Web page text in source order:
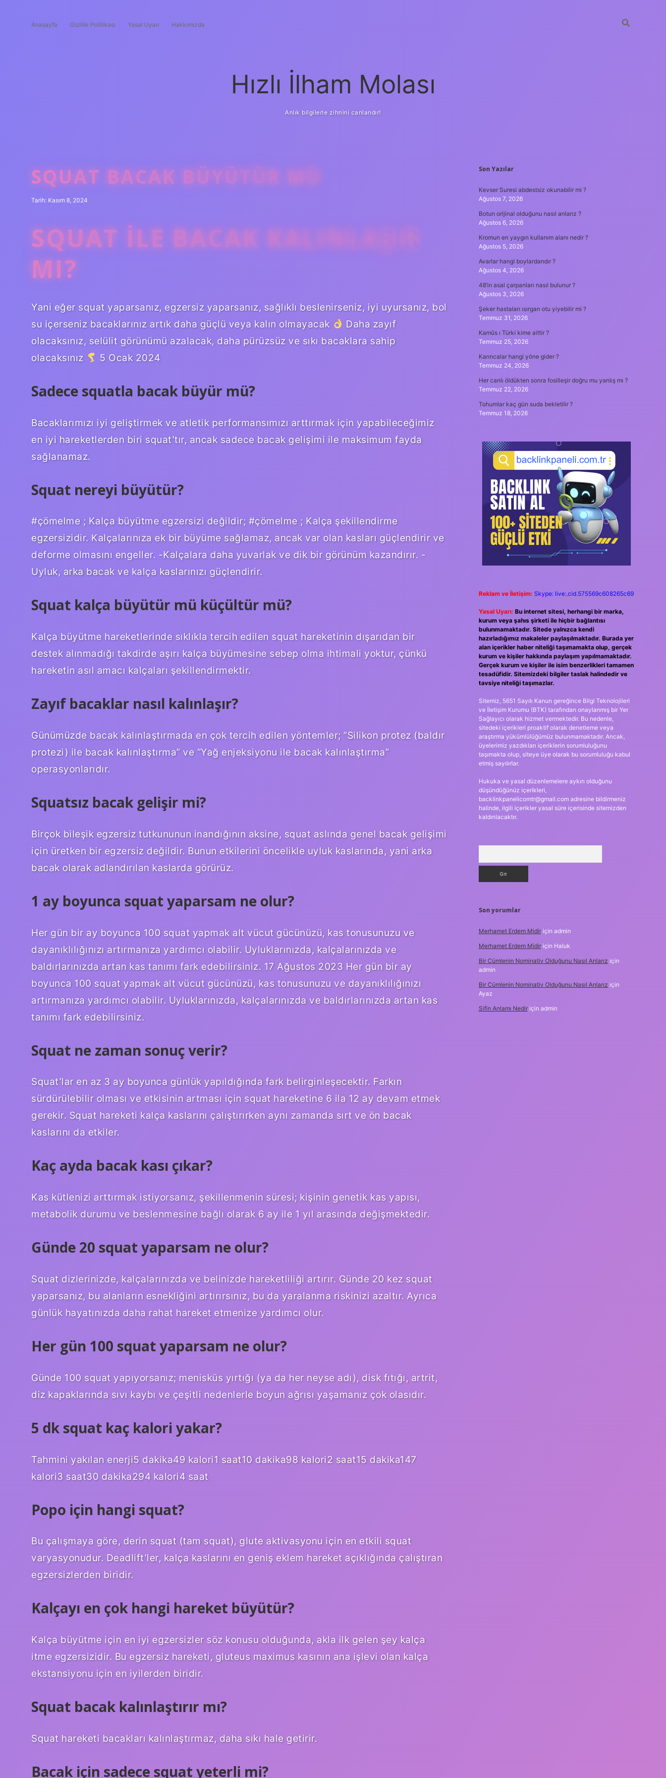
Anasayfa Gizlilik Politikası Yasal Uyarı Hakkımızda
Hızlı İlham Molası
Anlık bilgilerle zihnini canlandır!
SQUAT BACAK BÜYÜTÜR MÜ
Tarih: Kasım 8, 2024
SQUAT ILE BACAK KALINLAŞIR
MI?
Yani eğer squat yaparsanız, egzersiz yaparsanız, sağlıklı beslenirseniz, iyi uyursanız, bol
su içerseniz bacaklarınız artık daha güçlü veya kalın olmayacak
Daha zayıf
olacaksınız, selülit görünümü azalacak, daha pürüzsüz ve sıkı bacaklara sahip
olacaksınız
5 Ocak 2024
Sadece squatla bacak büyür mü?
Bacaklarımızı iyi geliştirmek ve atletik performansımızı arttırmak için yapabileceğimiz
en iyi hareketlerden biri squat’tır, ancak sadece bacak gelişimi ile maksimum fayda
sağlanamaz.
Squat nereyi büyütür?
#çömelme ; Kalça büyütme egzersizi değildir; #çömelme ; Kalça şekillendirme
egzersizidir. Kalçalarınıza ek bir büyüme sağlamaz, ancak var olan kasları güçlendirir ve
deforme olmasını engeller. -Kalçalara daha yuvarlak ve dik bir görünüm kazandırır. -
Uyluk, arka bacak ve kalça kaslarınızı güçlendirir.
Squat kalça büyütür mü küçültür mü?
Kalça büyütme hareketlerinde sıklıkla tercih edilen squat hareketinin dışarıdan bir
destek alınmadığı takdirde aşırı kalça büyümesine sebep olma ihtimali yoktur, çünkü
hareketin asıl amacı kalçaları şekillendirmektir.
Zayıf bacaklar nasıl kalınlaşır?
Günümüzde bacak kalınlaştırmada en çok tercih edilen yöntemler; “Silikon protez (baldır
protezi) ile bacak kalınlaştırma” ve “Yağ enjeksiyonu ile bacak kalınlaştırma”
operasyonlarıdır.
Squatsız bacak gelişir mi?
Birçok bileşik egzersiz tutkununun inandığının aksine, squat aslında genel bacak gelişimi
için üretken bir egzersiz değildir. Bunun etkilerini öncelikle uyluk kaslarında, yani arka
bacak olarak adlandırılan kaslarda görürüz.
1 ay boyunca squat yaparsam ne olur?
Her gün bir ay boyunca 100 squat yapmak alt vücut gücünüzü, kas tonusunuzu ve
dayanıklılığınızı artırmanıza yardımcı olabilir. Uyluklarınızda, kalçalarınızda ve
baldırlarınızda artan kas tanımı fark edebilirsiniz. 17 Ağustos 2023 Her gün bir ay
boyunca 100 squat yapmak alt vücut gücünüzü, kas tonusunuzu ve dayanıklılığınızı
artırmanıza yardımcı olabilir. Uyluklarınızda, kalçalarınızda ve baldırlarınızda artan kas
tanımı fark edebilirsiniz.
Squat ne zaman sonuç verir?
Squat’lar en az 3 ay boyunca günlük yapıldığında fark belirginleşecektir. Farkın
sürdürülebilir olması ve etkisinin artması için squat hareketine 6 ila 12 ay devam etmek
gerekir. Squat hareketi kalça kaslarını çalıştırırken aynı zamanda sırt ve ön bacak
kaslarını da etkiler.
Kaç ayda bacak kası çıkar?
Kas kütlenizi arttırmak istiyorsanız, şekillenmenin süresi; kişinin genetik kas yapısı,
metabolik durumu ve beslenmesine bağlı olarak 6 ay ile 1 yıl arasında değişmektedir.
Günde 20 squat yaparsam ne olur?
Squat dizlerinizde, kalçalarınızda ve belinizde hareketliliği artırır. Günde 20 kez squat
yaparsanız, bu alanların esnekliğini artırırsınız, bu da yaralanma riskinizi azaltır. Ayrıca
günlük hayatınızda daha rahat hareket etmenize yardımcı olur.
Her gün 100 squat yaparsam ne olur?
Günde 100 squat yapıyorsanız; menisküs yırtığı (ya da her neyse adı), disk fıtığı, artrit,
diz kapaklarında sıvı kaybı ve çeşitli nedenlerle boyun ağrısı yaşamanız çok olasıdır.
5 dk squat kaç kalori yakar?
Tahmini yakılan enerji5 dakika49 kalori1 saat10 dakika98 kalori2 saat15 dakika147
kalori3 saat30 dakika294 kalori4 saat
Popo için hangi squat?
Bu çalışmaya göre, derin squat (tam squat), glute aktivasyonu için en etkili squat
varyasyonudur. Deadlift’ler, kalça kaslarını en geniş eklem hareket açıklığında çalıştıran
egzersizlerden biridir.
Kalçayı en çok hangi hareket büyütür?
Kalça büyütme için en iyi egzersizler söz konusu olduğunda, akla ilk gelen şey kalça
itme egzersizidir. Bu egzersiz hareketi, gluteus maximus kasının ana işlevi olan kalça
ekstansiyonu için en iyilerden biridir.
Squat bacak kalınlaştırır mı?
Squat hareketi bacakları kalınlaştırmaz, daha sıkı hale getirir.
Bacak için sadece squat yeterli mi?
SIDEBAR
Son Yazılar
Kevser Suresi abdestsiz okunabilir mi ?
Ağustos 7, 2026
Botun orijinal olduğunu nasıl anlarız ?
Ağustos 6, 2026
Kromun en yaygın kullanım alanı nedir ?
Ağustos 5, 2026
Avarlar hangi boylardandır ?
Ağustos 4, 2026
48’in asal çarpanları nasıl bulunur ?
Ağustos 3, 2026
Şeker hastaları ısırgan otu yiyebilir mi ?
Temmuz 31, 2026
Kamûs ı Türki kime aittir ?
Temmuz 25, 2026
Karıncalar hangi yöne gider ?
Temmuz 24, 2026
Her canlı öldükten sonra fosilleşir doğru mu yanlış mı ?
Temmuz 22, 2026
Tohumlar kaç gün suda bekletilir ?
Temmuz 18, 2026
Reklam ve İletişim: Skype: live:.cid.575569c608265c69
Yasal Uyarı: Bu internet sitesi, herhangi bir marka,
kurum veya şahıs şirketi ile hiçbir bağlantısı
bulunmamaktadır. Sitede yalnızca kendi
hazırladığımız makaleler paylaşılmaktadır. Burada yer
alan içerikler haber niteliği taşımamakta olup, gerçek
kurum ve kişiler hakkında paylaşım yapılmamaktadır.
Gerçek kurum ve kişiler ile isim benzerlikleri tamamen
tesadüfidir. Sitemizdeki bilgiler taslak halindedir ve
tavsiye niteliği taşımazlar.
Sitemiz, 5651 Sayılı Kanun gereğince Bilgi Teknolojileri
ve İletişim Kurumu (BTK) tarafından onaylanmış bir Yer
Sağlayıcı olarak hizmet vermektedir. Bu nedenle,
sitedeki içerikleri proaktif olarak denetleme veya
araştırma yükümlülüğümüz bulunmamaktadır. Ancak,
üyelerimiz yazdıkları içeriklerin sorumluluğunu
taşımakta olup, siteye üye olarak bu sorumluluğu kabul
etmiş sayılırlar.
Hukuka ve yasal düzenlemelere aykırı olduğunu
düşündüğünüz içerikleri,
backlinkpanelicomtr@gmail.comadresine bildirmeniz
halinde, ilgili içerikler yasal süre içerisinde sitemizden
kaldırılacaktır.
Son yorumlar
Merhamet Erdem Midiriçin admin
Merhamet Erdem Midiriçin Haluk
Bir Cümlenin Nominativ Olduğunu Nasıl Anlarız için
admin
Bir Cümlenin Nominativ Olduğunu Nasıl Anlarız için
Ayaz
Sifin Anlamı Nediriçin admin